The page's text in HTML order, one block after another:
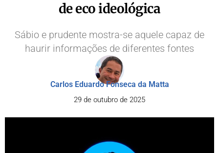
de eco ideológica
Sábio e prudente mostra-se aquele capaz de
haurir informações de diferentes fontes
Carlos Eduardo Fonseca da Matta
29 de outubro de 2025